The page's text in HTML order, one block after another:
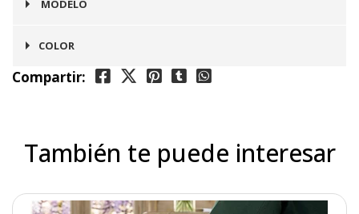
MODELO
Zurich
COLOR
Miel
Compartir:
También te puede interesar